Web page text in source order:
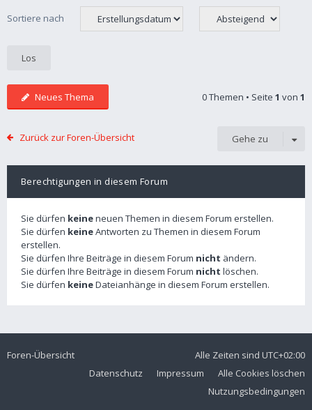
Sortiere nach
Neues Thema 0 Themen • Seite 1 von 1
Zurück zur Foren-Übersicht Gehe zu
Berechtigungen in diesem Forum
Sie dürfen keineneuen Themen in diesem Forum erstellen.
Sie dürfen keineAntworten zu Themen in diesem Forum
erstellen.
Sie dürfen Ihre Beiträge in diesem Forum nicht ändern.
Sie dürfen Ihre Beiträge in diesem Forum nicht löschen.
Sie dürfen keineDateianhänge in diesem Forum erstellen.
Foren-Übersicht Alle Zeiten sind UTC+02:00
Alle Cookies löschen
Impressum
Datenschutz
Nutzungsbedingungen